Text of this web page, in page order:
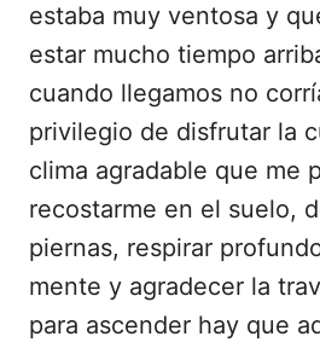
estaba muy ventosa y
estar mucho tiempo
cuando llegamos no
privilegio de disfrutar la
clima agradable que me
recostarme en el suelo,
piernas, respirar
mente y agradecer la
para ascender hay que